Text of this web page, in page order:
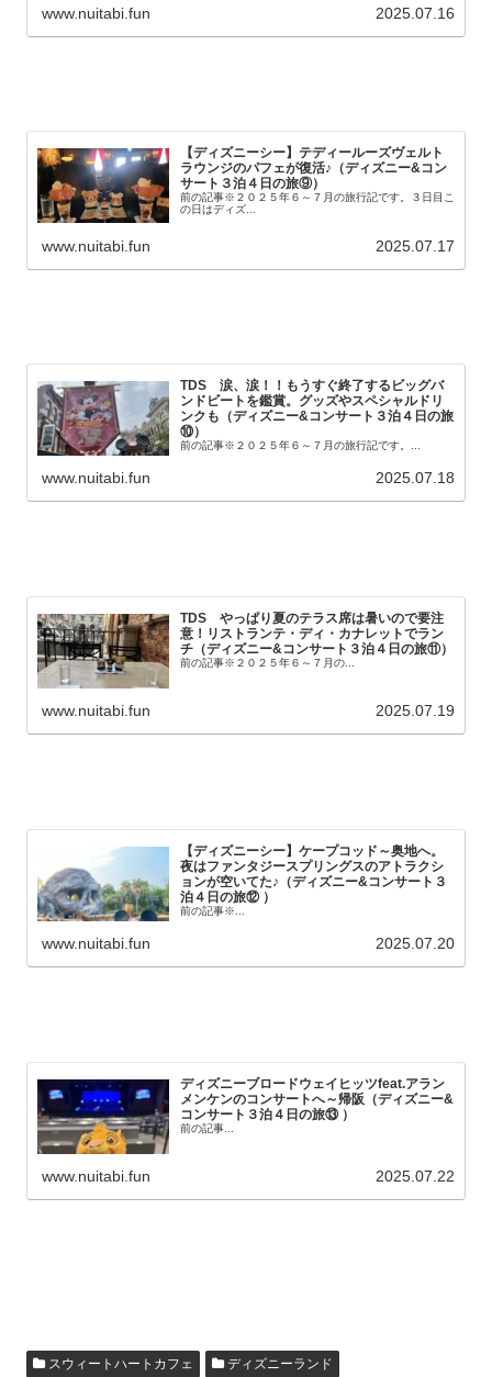
www.nuitabi.fun 2025.07.16
【ディズニーシー】テディールーズヴェルト
ラウンジのパフェが復活♪（ディズニー&コン
サート３泊４日の旅⑨）
前の記事※２０２５年６～７月の旅行記です。３日目こ
の日はディズ...
www.nuitabi.fun 2025.07.17
TDS 涙、涙！！もうすぐ終了するビッグバ
ンドビートを鑑賞。グッズやスペシャルドリ
ンクも（ディズニー&コンサート３泊４日の旅
⑩）
前の記事※２０２５年６～７月の旅行記です。...
www.nuitabi.fun 2025.07.18
TDS やっぱり夏のテラス席は暑いので要注
意！リストランテ・ディ・カナレットでラン
チ（ディズニー&コンサート３泊４日の旅⑪）
前の記事※２０２５年６～７月の...
www.nuitabi.fun 2025.07.19
【ディズニーシー】ケープコッド～奥地へ。
夜はファンタジースプリングスのアトラクシ
ョンが空いてた♪（ディズニー&コンサート３
泊４日の旅⑫ ）
前の記事※...
www.nuitabi.fun 2025.07.20
ディズニーブロードウェイヒッツfeat.アラン
メンケンのコンサートへ～帰阪（ディズニー&
コンサート３泊４日の旅⑬ ）
前の記事...
www.nuitabi.fun 2025.07.22
スウィートハートカフェ ディズニーランド